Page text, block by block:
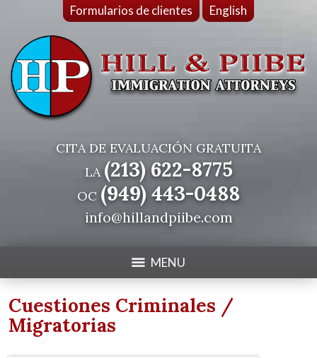
Formularios de clientes English
CITA DE EVALUACIÓN GRATUITA
LA(213) 622-8775
OC (949) 443-0488
info@hillandpiibe.com
MENU
Cuestiones Criminales /
Migratorias